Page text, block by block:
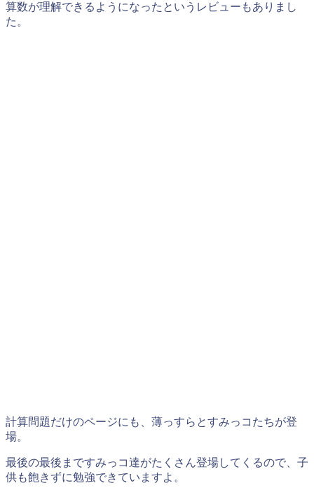
算数が理解できるようになったというレビューもありまし
た。
計算問題だけのページにも、薄っすらとすみっコたちが登
場。
最後の最後まですみっコ達がたくさん登場してくるので、子
供も飽きずに勉強できていますよ。